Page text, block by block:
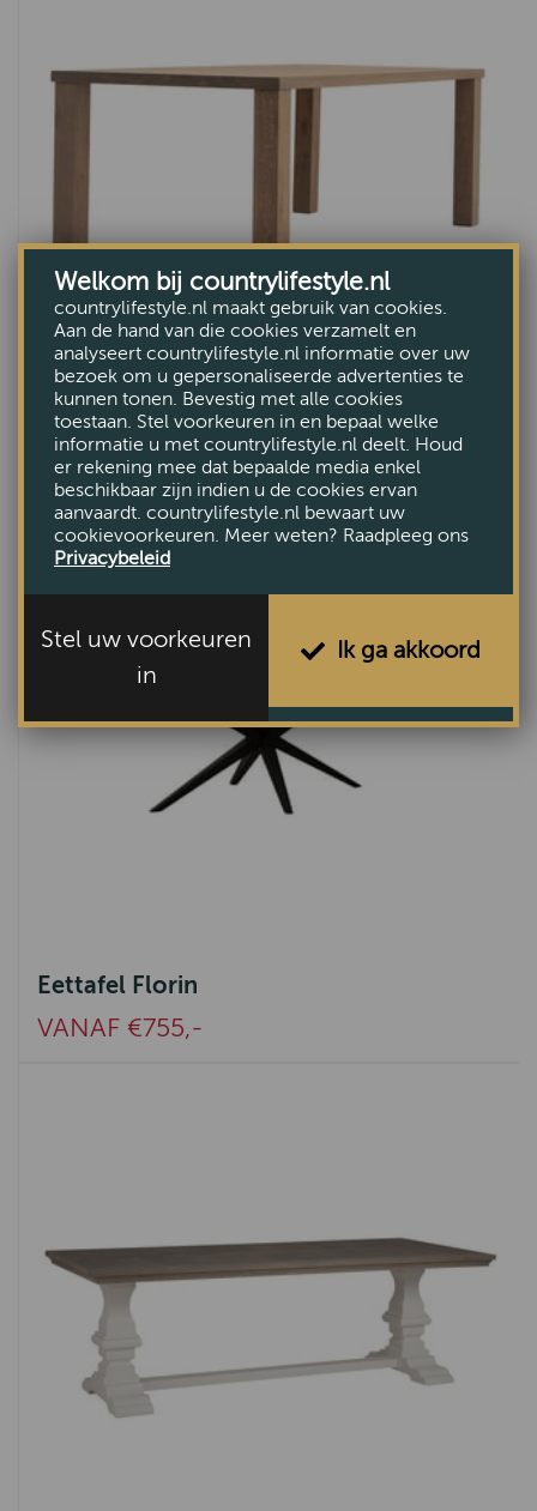
Eetkamertafel Putten
VANAF €845,-
Eettafel Florin
VANAF €755,-
Welkom bij countrylifestyle.nl
countrylifestyle.nl maakt gebruik van cookies.
Aan de hand van die cookies verzamelt en
analyseert countrylifestyle.nl informatie over uw
bezoek om u gepersonaliseerde advertenties te
kunnen tonen. Bevestig met alle cookies
toestaan. Stel voorkeuren in en bepaal welke
informatie u met countrylifestyle.nl deelt. Houd
er rekening mee dat bepaalde media enkel
beschikbaar zijn indien u de cookies ervan
aanvaardt. countrylifestyle.nl bewaart uw
cookievoorkeuren. Meer weten? Raadpleeg ons
Privacybeleid
Stel uw voorkeuren
in
Ik ga akkoord